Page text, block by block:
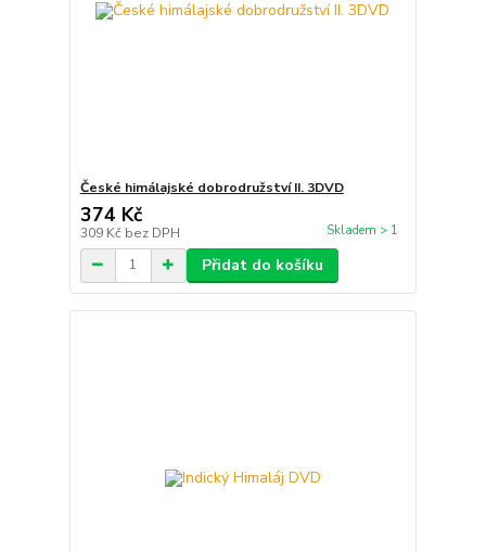
České himálajské dobrodružství II. 3DVD
374 Kč
309 Kč bez DPH Skladem > 1
Přidat do košíku